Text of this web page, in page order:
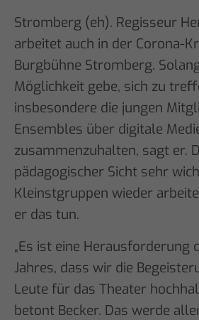
Stromberg (eh). Regisseur
arbeitet auch in der Corona-
Burgbühne Stromberg.
Möglichkeit gebe, sich zu
insbesondere die jungen
Ensembles über digitale
zusammenzuhalten, sagt er.
pädagogischer Sicht sehr
Kleinstgruppen wieder
er das tun.
„Es ist eine Herausforderung
Jahres, dass wir die
Leute für das Theater
betont Becker. Das werde